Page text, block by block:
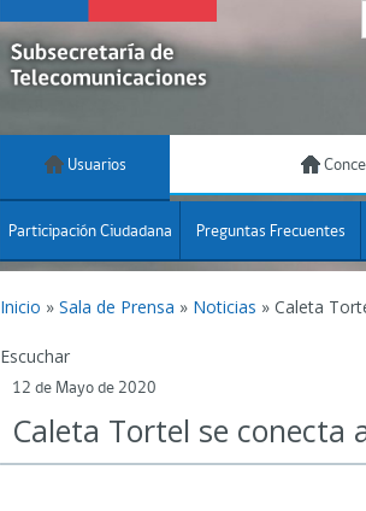
Usuarios
Participación Ciudadana Preguntas Frecuentes
Inicio » Sala de Prensa » Noticias » Caleta
Escuchar
12 de Mayo de 2020
Caleta Tortel se conecta